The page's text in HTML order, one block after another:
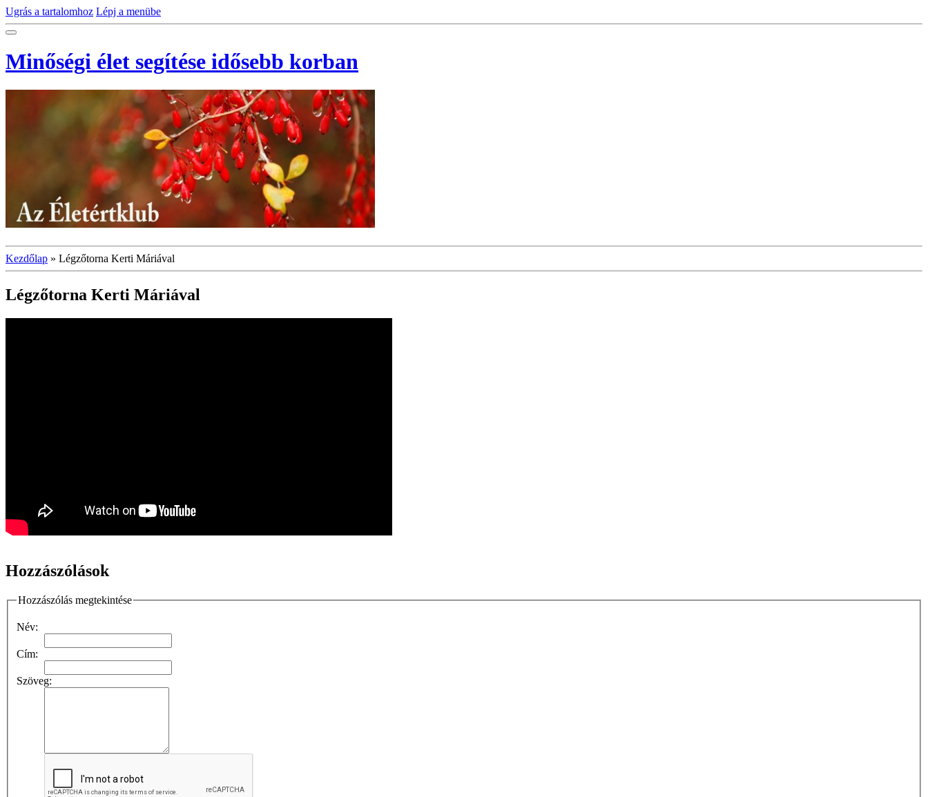
Ugrás a tartalomhoz Lépj a menübe
Minőségi élet segítése idősebb korban
Kezdőlap » Légzőtorna Kerti Máriával
Légzőtorna Kerti Máriával
Hozzászólások
Hozzászólás megtekintése
Név:
Cím:
Szöveg: